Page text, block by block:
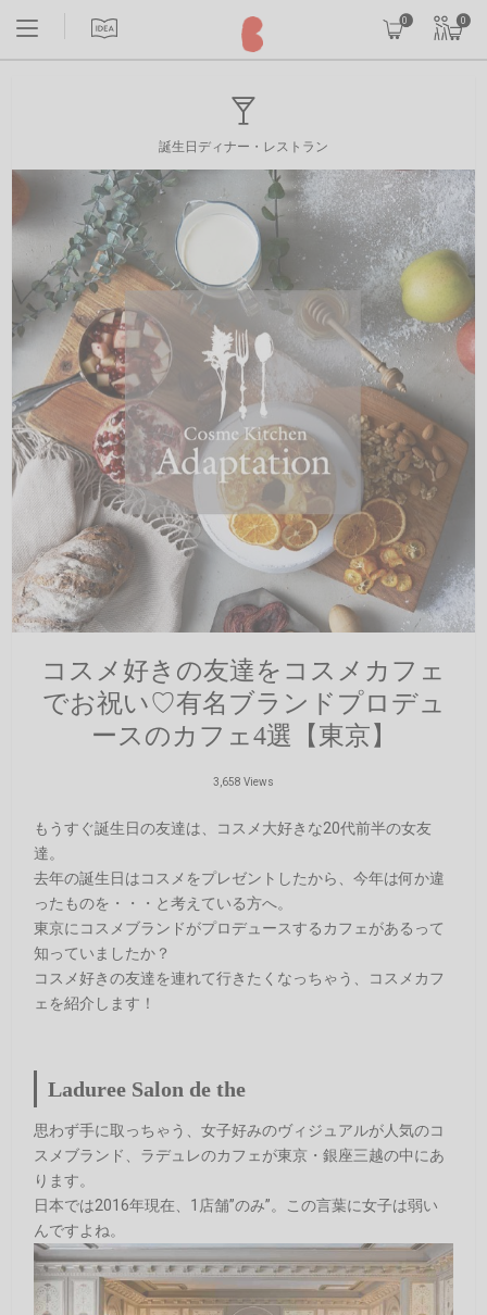
0 0
誕生日ディナー・レストラン
コスメ好きの友達をコスメカフェ
でお祝い♡有名ブランドプロデュ
ースのカフェ4選【東京】
3,658 Views
もうすぐ誕生日の友達は、コスメ大好きな20代前半の女友
達。
去年の誕生日はコスメをプレゼントしたから、今年は何か違
ったものを・・・と考えている方へ。
東京にコスメブランドがプロデュースするカフェがあるって
知っていましたか？
コスメ好きの友達を連れて行きたくなっちゃう、コスメカフ
ェを紹介します！
Laduree Salon de the
思わず手に取っちゃう、女子好みのヴィジュアルが人気のコ
スメブランド、ラデュレのカフェが東京・銀座三越の中にあ
ります。
日本では2016年現在、1店舗”のみ”。この言葉に女子は弱い
んですよね。